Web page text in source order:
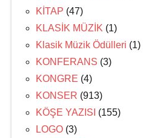
KİTAP (47)
KLASİK MÜZİK (1)
Klasik Müzik Ödülleri (1)
KONFERANS (3)
KONGRE (4)
KONSER (913)
KÖŞE YAZISI (155)
LOGO (3)